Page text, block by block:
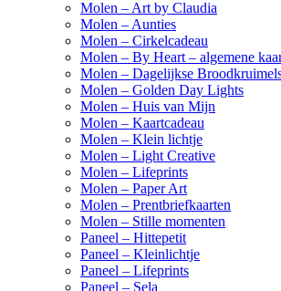
Molen – Art by Claudia
Molen – Aunties
Molen – Cirkelcadeau
Molen – By Heart – algemene
Molen – Dagelijkse
Molen – Golden Day Lights
Molen – Huis van Mijn
Molen – Kaartcadeau
Molen – Klein lichtje
Molen – Light Creative
Molen – Lifeprints
Molen – Paper Art
Molen – Prentbriefkaarten
Molen – Stille momenten
Paneel – Hittepetit
Paneel – Kleinlichtje
Paneel – Lifeprints
Paneel – Sela